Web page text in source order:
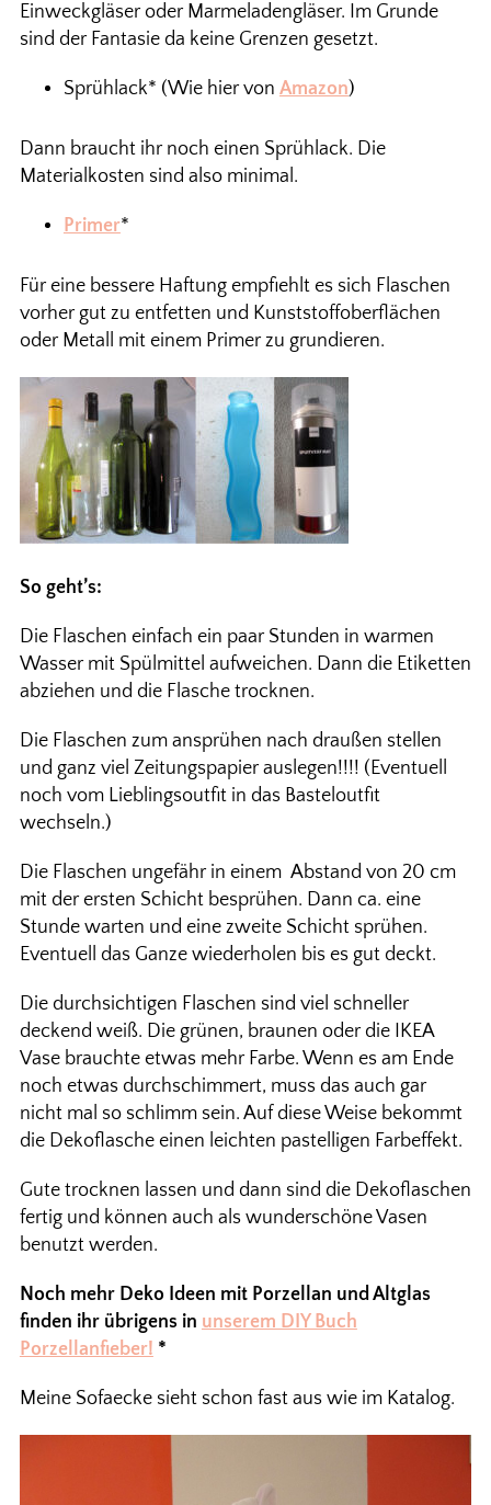
Einweckgläser oder Marmeladengläser. Im Grunde
sind der Fantasie da keine Grenzen gesetzt.
Sprühlack* (Wie hier von Amazon)
Dann braucht ihr noch einen Sprühlack. Die
Materialkosten sind also minimal.
Primer*
Für eine bessere Haftung empfiehlt es sich Flaschen
vorher gut zu entfetten und Kunststoffoberflächen
oder Metall mit einem Primer zu grundieren.
So geht’s:
Die Flaschen einfach ein paar Stunden in warmen
Wasser mit Spülmittel aufweichen. Dann die Etiketten
abziehen und die Flasche trocknen.
Die Flaschen zum ansprühen nach draußen stellen
und ganz viel Zeitungspapier auslegen!!!! (Eventuell
noch vom Lieblingsoutfit in das Basteloutfit
wechseln.)
Die Flaschen ungefähr in einem Abstand von 20 cm
mit der ersten Schicht besprühen. Dann ca. eine
Stunde warten und eine zweite Schicht sprühen.
Eventuell das Ganze wiederholen bis es gut deckt.
Die durchsichtigen Flaschen sind viel schneller
deckend weiß. Die grünen, braunen oder die IKEA
Vase brauchte etwas mehr Farbe. Wenn es am Ende
noch etwas durchschimmert, muss das auch gar
nicht mal so schlimm sein. Auf diese Weise bekommt
die Dekoflasche einen leichten pastelligen Farbeffekt.
Gute trocknen lassen und dann sind die Dekoflaschen
fertig und können auch als wunderschöne Vasen
benutzt werden.
Noch mehr Deko Ideen mit Porzellan und Altglas
finden ihr übrigens in unserem DIY Buch
Porzellanfieber! *
Meine Sofaecke sieht schon fast aus wie im Katalog.